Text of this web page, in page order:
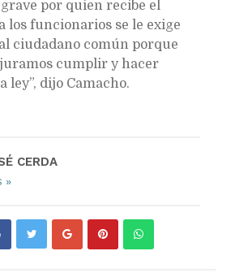
por quien recibe el
los funcionarios se le exige
ciudadano común porque
cumplir y hacer
ley”, dijo Camacho.
CERDA
»
Share Pin Send